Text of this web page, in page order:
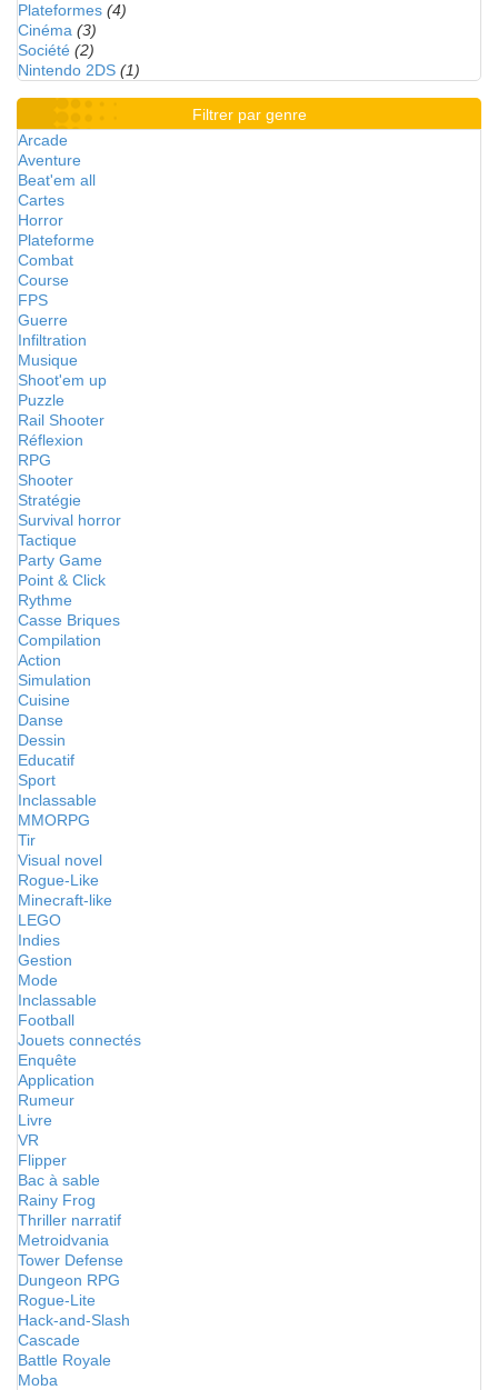
Plateformes (4)
Cinéma (3)
Société (2)
Nintendo 2DS (1)
Filtrer par genre
Arcade
Aventure
Beat'em all
Cartes
Horror
Plateforme
Combat
Course
FPS
Guerre
Infiltration
Musique
Shoot'em up
Puzzle
Rail Shooter
Réflexion
RPG
Shooter
Stratégie
Survival horror
Tactique
Party Game
Point & Click
Rythme
Casse Briques
Compilation
Action
Simulation
Cuisine
Danse
Dessin
Educatif
Sport
Inclassable
MMORPG
Tir
Visual novel
Rogue-Like
Minecraft-like
LEGO
Indies
Gestion
Mode
Inclassable
Football
Jouets connectés
Enquête
Application
Rumeur
Livre
VR
Flipper
Bac à sable
Rainy Frog
Thriller narratif
Metroidvania
Tower Defense
Dungeon RPG
Rogue-Lite
Hack-and-Slash
Cascade
Battle Royale
Moba